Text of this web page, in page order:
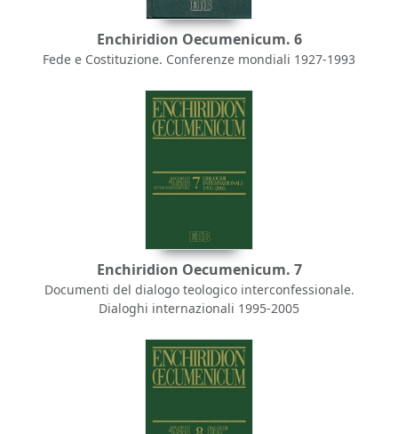
Enchiridion Oecumenicum. 6
Fede e Costituzione. Conferenze mondiali 1927-1993
Enchiridion Oecumenicum. 7
Documenti del dialogo teologico interconfessionale.
Dialoghi internazionali 1995-2005